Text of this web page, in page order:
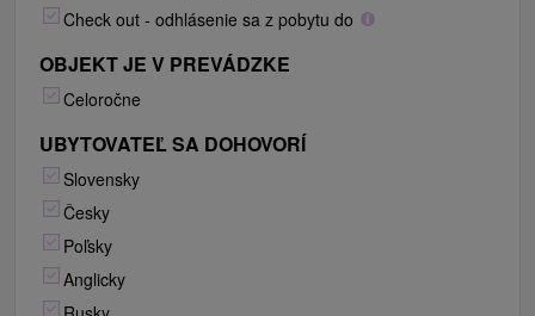
Check out - odhlásenie sa z pobytu do
OBJEKT JE V PREVÁDZKE
Celoročne
UBYTOVATEĽ SA DOHOVORÍ
Slovensky
Česky
Poľsky
Anglicky